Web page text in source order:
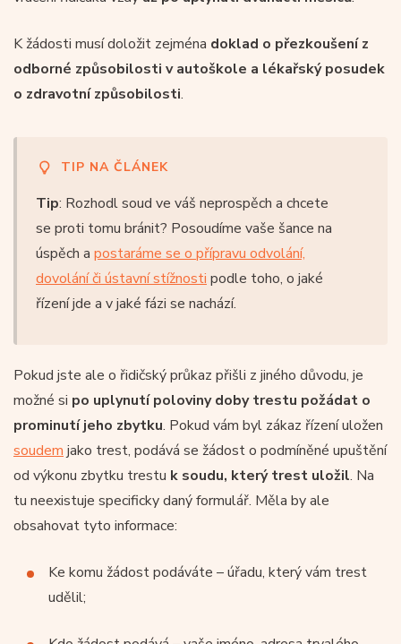
K žádosti musí doložit zejména doklad o přezkoušení z
odborné způsobilosti v autoškole a lékařský posudek
o zdravotní způsobilosti.
TIP NA ČLÁNEK
Tip: Rozhodl soud ve váš neprospěch a chcete
se proti tomu bránit? Posoudíme vaše šance na
úspěch a postaráme se o přípravu odvolání,
dovolání či ústavní stížnosti podle toho, o jaké
řízení jde a v jaké fázi se nachází.
Pokud jste ale o řidičský průkaz přišli z jiného důvodu, je
možné si po uplynutí poloviny doby trestu požádat o
prominutí jeho zbytku. Pokud vám byl zákaz řízení uložen
soudem jako trest, podává se žádost o podmíněné upuštění
od výkonu zbytku trestu k soudu, který trest uložil. Na
tu neexistuje specificky daný formulář. Měla by ale
obsahovat tyto informace:
Ke komu žádost podáváte – úřadu, který vám trest
udělil;